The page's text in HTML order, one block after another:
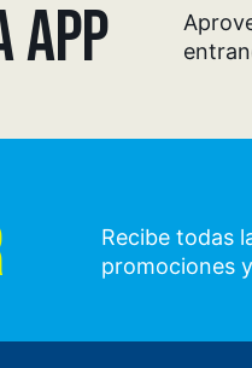
APP
Recibe todas
promociones